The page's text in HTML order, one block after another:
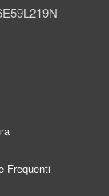
Frequenti